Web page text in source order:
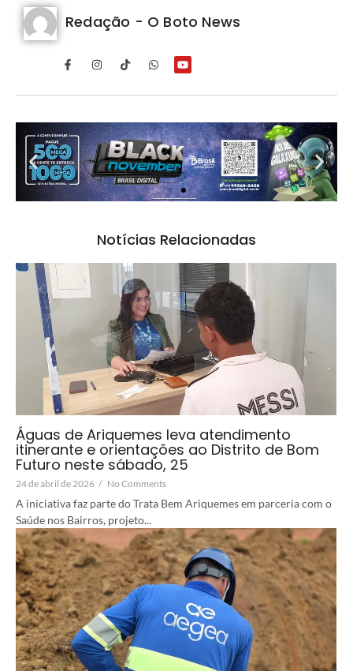
Redação - O Boto News
Notícias Relacionadas
Águas de Ariquemes leva atendimento
itinerante e orientações ao Distrito de Bom
Futuro neste sábado, 25
24 de abril de 2026 / No Comments
A iniciativa faz parte do Trata Bem Ariquemes em parceria com o
Saúde nos Bairros, projeto...